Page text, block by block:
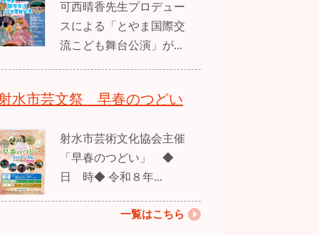
可西晴香先生プロデュー
スによる「とやま国際交
流こども舞台公演」が...
水市芸文祭 早春のつどい
射水市芸術文化協会主催
「早春のつどい」 ◆
日 時◆ 令和８年...
一覧はこちら